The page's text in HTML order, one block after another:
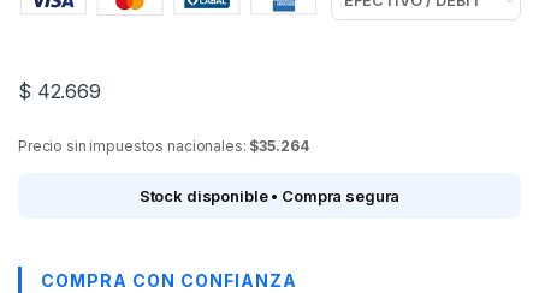
$ 42.669
Precio sin impuestos nacionales: $35.264
Stock disponible • Compra segura
COMPRA CON CONFIANZA